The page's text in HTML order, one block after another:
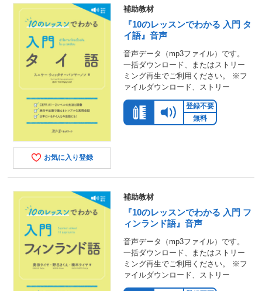
お気に入り登録
補助教材
『10のレッスンでわかる 入門 タ
イ語』音声
音声データ（mp3ファイル）です。
一括ダウンロード、またはストリー
ミング再生でご利用ください。 ※フ
ァイルダウンロード、ストリー
登録不要
無料
補助教材
『10のレッスンでわかる 入門 フ
ィンランド語』音声
音声データ（mp3ファイル）です。
一括ダウンロード、またはストリー
ミング再生でご利用ください。 ※フ
ァイルダウンロード、ストリー